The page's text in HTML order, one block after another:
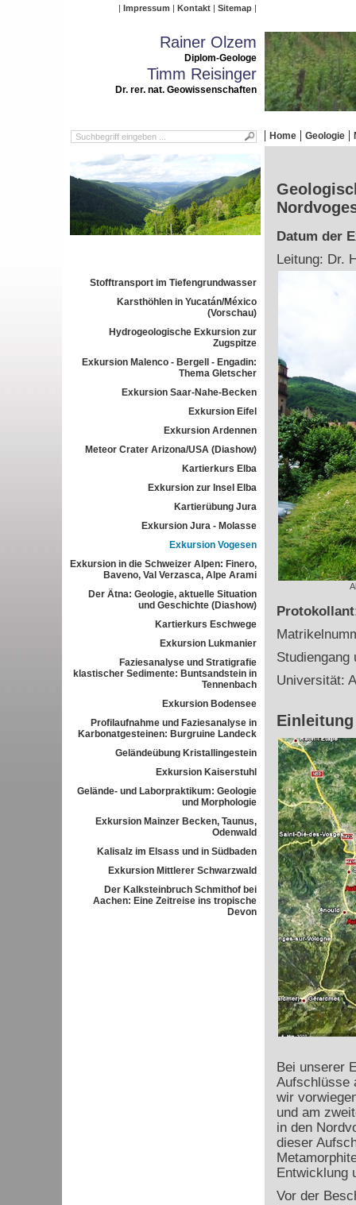
Impressum Kontakt Sitemap
Rainer Olzem
Diplom-Geologe
Timm Reisinger
Dr. rer. nat. Geowissenschaften
Home Geologie
Stofftransport im Tiefengrundwasser
Karsthöhlen in Yucatán/México
(Vorschau)
Hydrogeologische Exkursion zur
Zugspitze
Exkursion Malenco - Bergell - Engadin:
Thema Gletscher
Exkursion Saar-Nahe-Becken
Exkursion Eifel
Exkursion Ardennen
Meteor Crater Arizona/USA (Diashow)
Kartierkurs Elba
Exkursion zur Insel Elba
Kartierübung Jura
Exkursion Jura - Molasse
Exkursion Vogesen
Exkursion in die Schweizer Alpen: Finero,
Baveno, Val Verzasca, Alpe Arami
Der Ätna: Geologie, aktuelle Situation
und Geschichte (Diashow)
Kartierkurs Eschwege
Exkursion Lukmanier
Faziesanalyse und Stratigrafie
klastischer Sedimente: Buntsandstein in
Tennenbach
Exkursion Bodensee
Profilaufnahme und Faziesanalyse in
Karbonatgesteinen: Burgruine Landeck
Geländeübung Kristallingestein
Exkursion Kaiserstuhl
Gelände- und Laborpraktikum: Geologie
und Morphologie
Exkursion Mainzer Becken, Taunus,
Odenwald
Kalisalz im Elsass und in Südbaden
Exkursion Mittlerer Schwarzwald
Der Kalksteinbruch Schmithof bei
Aachen: Eine Zeitreise ins tropische
Devon
Datum der
Leitung: Dr.
Universität:
Einleitung
Bei unserer
Aufschlüsse
wir
und am
in den
dieser
Entwicklung
Vor der